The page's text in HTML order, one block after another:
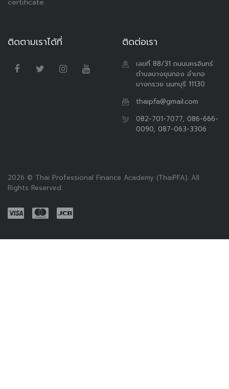
certificate.
ติดตามเราได้ที่ ติดต่อเรา
เลขที่ 88/31 ถนนนครอินทร์
ตำบลบางขุนกอง อำเภอ
บางกรวย นนทบุรี 11130
thaipfa@gmail.com
082-701-7077, 086-666-
0090, 087-063-3306
2026 © Thai Professional Finance Academy (ThaiPFA). All
Rights Reserved.